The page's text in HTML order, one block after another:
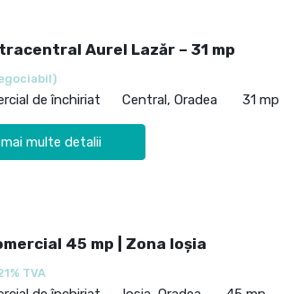
Aurel Lazăr – 31 mp
de închiriat Central, Oradea 31 mp
multe detalii
45 mp | Zona Ioșia
TVA